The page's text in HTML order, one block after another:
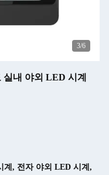
4/6
내 야외 LED 시계
계 , 전자 야외 LED 시계 ,